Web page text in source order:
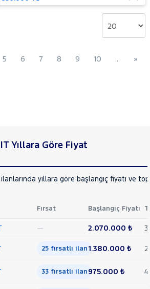
5 6 7 8 9 10 …
»
Yıllara Göre Fiyat
ilanlarında yıllara göre başlangıç fiyatı ve
Fırsat Başlangıç Fiyatı
— 2.070.000 ₺ 3
25 fırsatlı ilan1.380.000 ₺
33 fırsatlı ilan975.000 ₺ 41